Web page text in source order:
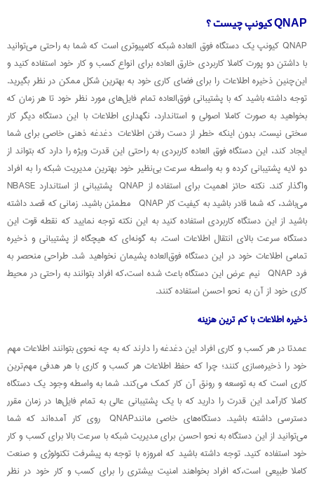
QNAP کیونپ چیست ؟
QNAP کیونپ یک دستگاه فوق العاده شبکه کامپیوتری است که شما به راحتی می‌توانید
با داشتن دو پورت کاملا کاربردی خارق العاده برای انواع کسب و کار خود استفاده کنید و
این‌چنین ذخیره اطلاعات را برای فضای کاری خود به بهترین شکل ممکن در نظر بگیرید.
توجه داشته باشید که با پشتیبانی فوق‌العاده تمام فایل‌های مورد نظر خود تا هر زمان که
بخواهید به صورت کاملا اصولی و استاندارد، نگهداری اطلاعات با این دستگاه دیگر کار
سختی نیست. بدون اینکه خطر از دست رفتن اطلاعات دغدغه ذهنی خاصی برای شما
ایجاد کند، این دستگاه فوق العاده کاربردی به راحتی این قدرت ویژه را دارد که بتواند از
دو لایه پشتیبانی کرده و به واسطه سرعت بی‌نظیر خود بهترین مدیریت شبکه را به افراد
واگذار کند. نکته حائز اهمیت برای استفاده از QNAP پشتیبانی از استاندارد NBASE
می‌باشد، که شما قادر باشید به کیفیت کار QNAP مطمئن باشید. زمانی که قصد داشته
باشید از این دستگاه کاربردی استفاده کنید به این نکته توجه نمایید که نقطه قوت این
دستگاه سرعت بالای انتقال اطلاعات است. به گونه‌ای که هیچگاه از پشتیبانی و ذخیره
تمامی اطلاعات خود در این دستگاه فوق‌العاده پشیمان نخواهید شد. طراحی منحصر به
فرد QNAP نیم عرض این دستگاه باعث شده است،که افراد بتوانند به راحتی در محیط
کاری خود از آن به نحو احسن استفاده کنند.
ذخیره اطلاعات با کم‌ ترین هزینه
عمدتا در هر کسب و کاری افراد این دغدغه را دارند که به چه نحوی بتوانند اطلاعات مهم
خود را ذخیره‌سازی کنند؛ چرا که حفظ اطلاعات هر کسب و کاری با هر هدفی مهم‌ترین
کاری است که به توسعه و رونق آن کار کمک می‌کند. شما به واسطه وجود یک دستگاه
کاملا کارآمد این قدرت را دارید که با یک پشتیبانی عالی به تمام فایل‌ها در زمان مقرر
دسترسی داشته باشید. دستگاه‌های خاصی مانندQNAP روی کار آمده‌اند که شما
می‌توانید از این دستگاه به نحو احسن برای مدیریت شبکه با سرعت بالا برای کسب و کار
خود استفاده کنید. توجه داشته باشید که امروزه با توجه به پیشرفت تکنولوژی و صنعت
کاملا طبیعی است،که افراد بخواهند امنیت بیشتری را برای کسب و کار خود در نظر